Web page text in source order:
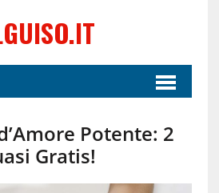
Potente: 2
Gratis!